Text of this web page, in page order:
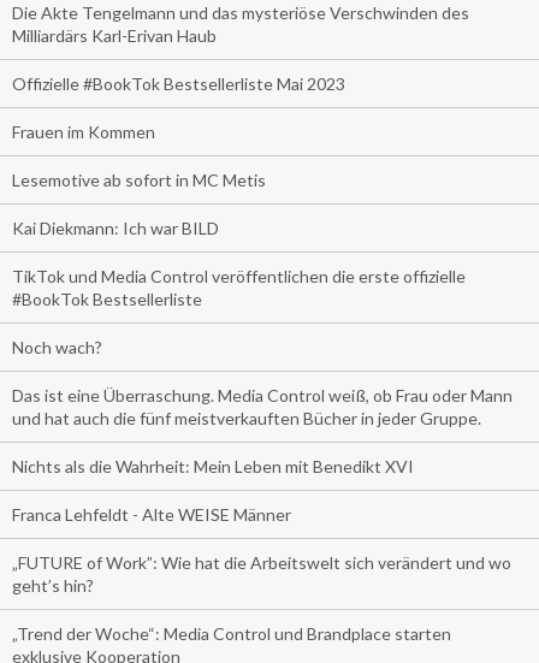
Die Akte Tengelmann und das mysteriöse Verschwinden des
Milliardärs Karl-Erivan Haub
Offizielle #BookTok Bestsellerliste Mai 2023
Frauen im Kommen
Lesemotive ab sofort in MC Metis
Kai Diekmann: Ich war BILD
TikTok und Media Control veröffentlichen die erste offizielle
#BookTok Bestsellerliste
Noch wach?
Das ist eine Überraschung. Media Control weiß, ob Frau oder Mann
und hat auch die fünf meistverkauften Bücher in jeder Gruppe.
Nichts als die Wahrheit: Mein Leben mit Benedikt XVI
Franca Lehfeldt - Alte WEISE Männer
„FUTURE of Work”: Wie hat die Arbeitswelt sich verändert und wo
geht’s hin?
„Trend der Woche“: Media Control und Brandplace starten
exklusive Kooperation